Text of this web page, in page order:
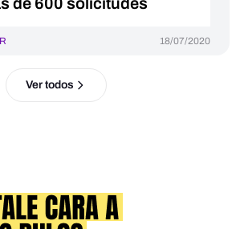
18/07/2020
Ver todos